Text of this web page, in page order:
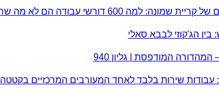
למה 600 דורשי עבודה הם לא מה שחשבתם?
הג'קוזי לבבא סאלי
המודפסת | גליון 940
עבודות שירות בלבד לאחד המעורבים המרכזיים בקטטה